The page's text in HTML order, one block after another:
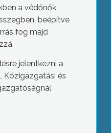
a védőnők,
beépítve
fog majd
jelentkezni a
Közigazgatási és